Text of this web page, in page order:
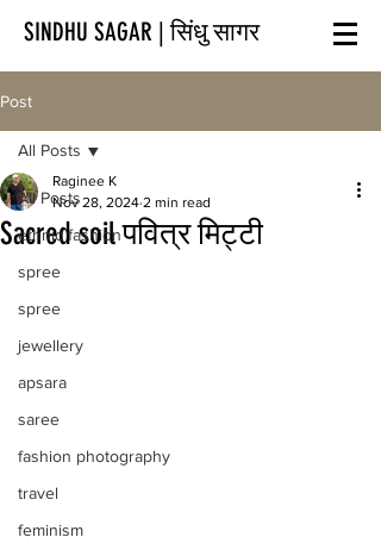
SINDHU SAGAR | सिंधु सागर
Post
All Posts
ethnic fashion
spree
spree
jewellery
apsara
saree
fashion photography
travel
feminism
All Posts
Sacred soil पवित्र मिट्टी
Raginee K
Nov 28, 2024 2 min read